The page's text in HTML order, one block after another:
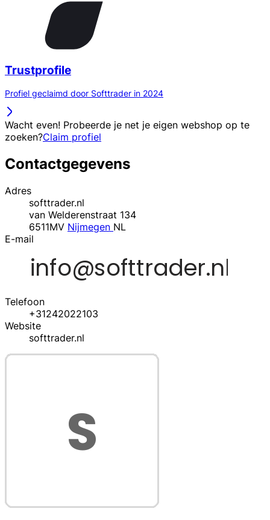
Trustprofile
Profiel geclaimd door Softtrader in 2024
Wacht even! Probeerde je net je eigen webshop op te
zoeken?Claim profiel
Contactgegevens
Adres
softtrader.nl
van Welderenstraat 134
6511MV Nijmegen NL
E-mail
Telefoon
+31242022103
Website
softtrader.nl